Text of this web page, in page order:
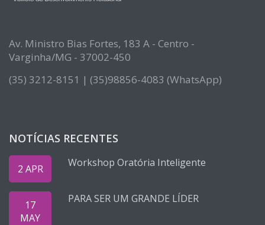
Av. Ministro Bias Fortes, 183 A - Centro -
Varginha/MG - 37002-450
(35) 3212-8151 | (35)98856-4083 (WhatsApp)
NOTÍCIAS RECENTES
2 APR Workshop Oratória Inteligente
17
MAY
PARA SER UM GRANDE LÍDER